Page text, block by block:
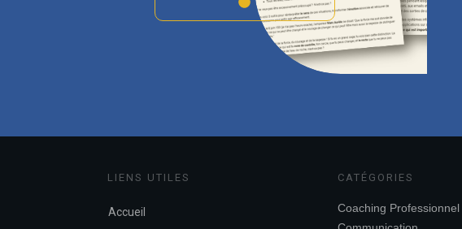
LIENS UTILES
Accueil
CATÉGORIES
Coaching Professionnel